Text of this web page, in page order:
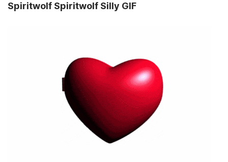
Spiritwolf Spiritwolf Silly GIF